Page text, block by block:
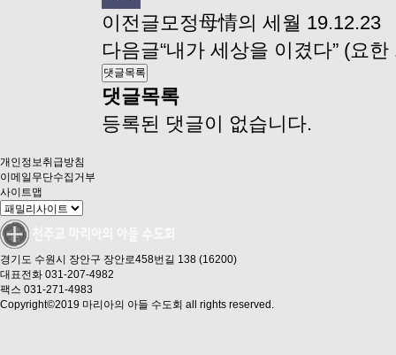
이전글모정母情의 세월 19.12.23
다음글“내가 세상을 이겼다” (요한
댓글목록
댓글목록
등록된 댓글이 없습니다.
개인정보취급방침
이메일무단수집거부
사이트맵
경기도 수원시 장안구 장안로458번길 138 (16200)
대표전화 031-207-4982
팩스 031-271-4983
Copyright©2019 마리아의 아들 수도회 all rights reserved.